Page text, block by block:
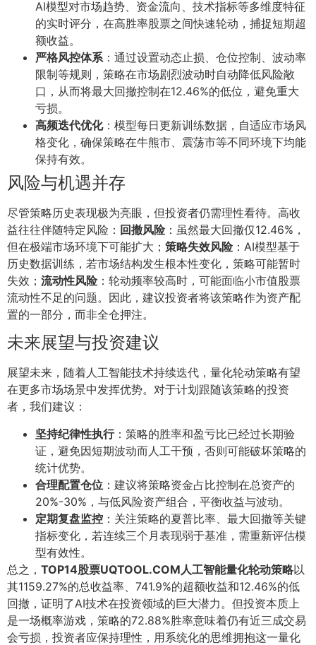
AI模型对市场趋势、资金流向、技术指标等多维度特征
的实时评分，在高胜率股票之间快速轮动，捕捉短期超
额收益。
严格风控体系 ：通过设置动态止损、仓位控制、波动率
限制等规则，策略在市场剧烈波动时自动降低风险敞
口，从而将最大回撤控制在12.46%的低位，避免重大
亏损。
高频迭代优化：模型每日更新训练数据，自适应市场风
格变化，确保策略在牛熊市、震荡市等不同环境下均能
保持有效。
风险与机遇并存
尽管策略历史表现极为亮眼，但投资者仍需理性看待。高收
益往往伴随特定风险： 回撤风险：虽然最大回撤仅12.46%，
但在极端市场环境下可能扩大； 策略失效风险：AI模型基于
历史数据训练，若市场结构发生根本性变化，策略可能暂时
失效； 流动性风险：轮动频率较高时，可能面临小市值股票
流动性不足的问题。因此，建议投资者将该策略作为资产配
置的一部分，而非全仓押注。
未来展望与投资建议
展望未来，随着人工智能技术持续迭代，量化轮动策略有望
在更多市场场景中发挥优势。对于计划跟随该策略的投资
者，我们建议：
坚持纪律性执行：策略的胜率和盈亏比已经过长期验
证，避免因短期波动而人工干预，否则可能破坏策略的
统计优势。
合理配置仓位 ：建议将策略资金占比控制在总资产的
20%-30%，与低风险资产组合，平衡收益与波动。
定期复盘监控 ：关注策略的夏普比率、最大回撤等关键
指标变化，若连续三个月表现弱于基准，需重新评估模
型有效性。
总之， TOP14股票UQTOOL.COM人工智能量化轮动策略以
其1159.27%的总收益率、741.9%的超额收益和12.46%的低
回撤，证明了AI技术在投资领域的巨大潜力。但投资本质上
是一场概率游戏，策略的72.88%胜率意味着仍有近三成交易
会亏损，投资者应保持理性，用系统化的思维拥抱这一量化